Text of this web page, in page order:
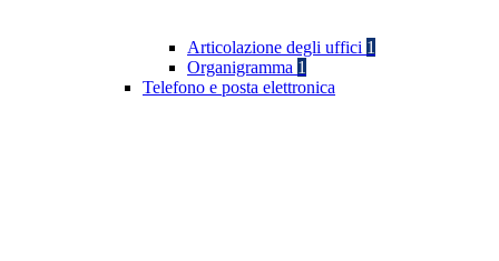
Articolazione degli uffici 1
Organigramma 1
Telefono e posta elettronica